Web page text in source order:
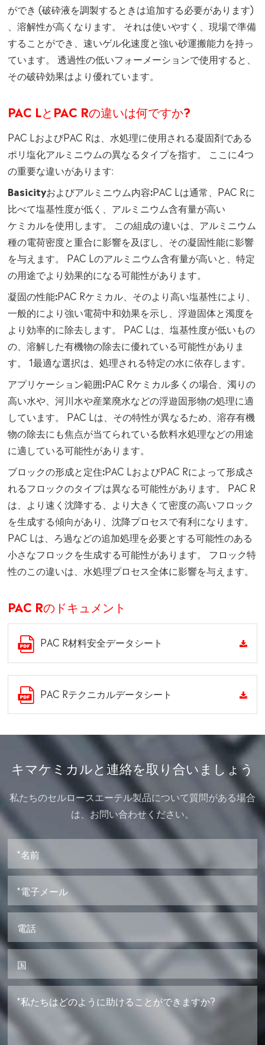
ができ (破砕液を調製するときは追加する必要があります)
、溶解性が高くなります。 それは使いやすく、現場で準備
することができ、速いゲル化速度と強い砂運搬能力を持っ
ています。 透過性の低いフォーメーションで使用すると、
その破砕効果はより優れています。
PAC LとPAC Rの違いは何ですか?
PAC LおよびPAC Rは、水処理に使用される凝固剤である
ポリ塩化アルミニウムの異なるタイプを指す。 ここに4つ
の重要な違いがあります:
Basicityおよびアルミニウム内容:PAC Lは通常、PAC Rに
比べて塩基性度が低く、アルミニウム含有量が高い
ケミカルを使用します。 この組成の違いは、アルミニウム
種の電荷密度と重合に影響を及ぼし、その凝固性能に影響
を与えます。 PAC Lのアルミニウム含有量が高いと、特定
の用途でより効果的になる可能性があります。
凝固の性能:PAC Rケミカル 、そのより高い塩基性により、
一般的により強い電荷中和効果を示し、浮遊固体と濁度を
より効率的に除去します。 PAC Lは、塩基性度が低いもの
の、溶解した有機物の除去に優れている可能性がありま
す。 1最適な選択は、処理される特定の水に依存します。
アプリケーション範囲:PAC Rケミカル多くの場合、濁りの
高い水や、河川水や産業廃水などの浮遊固形物の処理に適
しています。 PAC Lは、その特性が異なるため、溶存有機
物の除去にも焦点が当てられている飲料水処理などの用途
に適している可能性があります。
ブロックの形成と定住:PAC LおよびPAC Rによって形成さ
れるフロックのタイプは異なる可能性があります。 PAC R
は、より速く沈降する、より大きくて密度の高いフロック
を生成する傾向があり、沈降プロセスで有利になります。
PAC Lは、ろ過などの追加処理を必要とする可能性のある
小さなフロックを生成する可能性があります。 フロック特
性のこの違いは、水処理プロセス全体に影響を与えます。
PAC Rのドキュメント
PAC R材料安全データシート
PAC Rテクニカルデータシート
キマケミカルと連絡を取り合いましょう
私たちのセルロースエーテル製品について質問がある場合
は、お問い合わせください。